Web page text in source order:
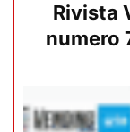
Rivista
numero